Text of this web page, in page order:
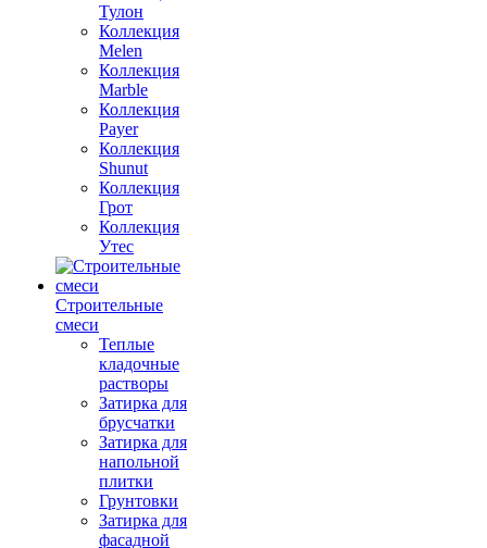
Тулон
Коллекция
Melen
Коллекция
Marble
Коллекция
Payer
Коллекция
Shunut
Коллекция
Грот
Коллекция
Утес
Строительные
смеси
Теплые
кладочные
растворы
Затирка для
брусчатки
Затирка для
напольной
плитки
Грунтовки
Затирка для
фасадной